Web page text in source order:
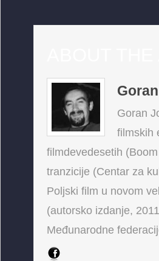
Goran
filmskih
filmdevedesetih
tranzicije (Centar za
Poljski film u novom
(autorsko izdanje,
Međunarodne